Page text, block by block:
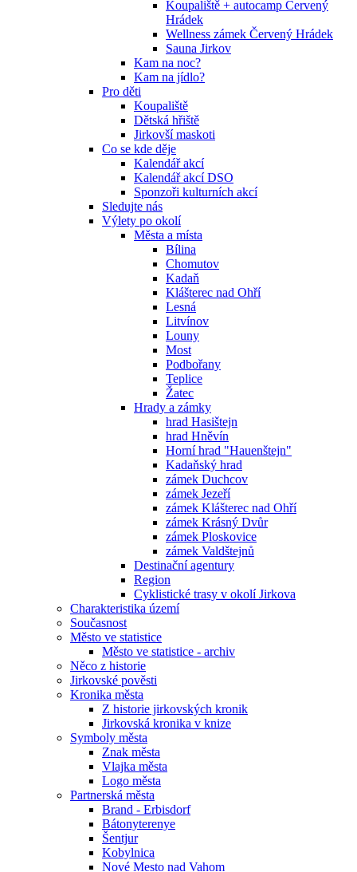
Koupaliště + autocamp Červený
Hrádek
Wellness zámek Červený Hrádek
Sauna Jirkov
Kam na noc?
Kam na jídlo?
Pro děti
Koupaliště
Dětská hřiště
Jirkovší maskoti
Co se kde děje
Kalendář akcí
Kalendář akcí DSO
Sponzoři kulturních akcí
Sledujte nás
Výlety po okolí
Města a místa
Bílina
Chomutov
Kadaň
Klášterec nad Ohří
Lesná
Litvínov
Louny
Most
Podbořany
Teplice
Žatec
Hrady a zámky
hrad Hasištejn
hrad Hněvín
Horní hrad "Hauenštejn"
Kadaňský hrad
zámek Duchcov
zámek Jezeří
zámek Klášterec nad Ohří
zámek Krásný Dvůr
zámek Ploskovice
zámek Valdštejnů
Destinační agentury
Region
Cyklistické trasy v okolí Jirkova
Charakteristika území
Současnost
Město ve statistice
Město ve statistice - archiv
Něco z historie
Jirkovské pověsti
Kronika města
Z historie jirkovských kronik
Jirkovská kronika v knize
Symboly města
Znak města
Vlajka města
Logo města
Partnerská města
Brand - Erbisdorf
Bátonyterenye
Šentjur
Kobylnica
Nové Mesto nad Vahom